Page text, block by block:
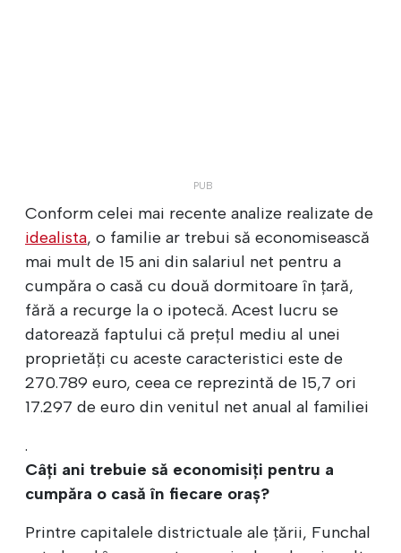
Conform celei mai recente analize realizate de
idealista, o familie ar trebui să economisească
mai mult de 15 ani din salariul net pentru a
cumpăra o casă cu două dormitoare în țară,
fără a recurge la o ipotecă. Acest lucru se
datorează faptului că prețul mediu al unei
proprietăți cu aceste caracteristici este de
270.789 euro, ceea ce reprezintă de 15,7 ori
17.297 de euro din venitul net anual al familiei
.
Câți ani trebuie să economisiți pentru a
cumpăra o casă în fiecare oraș?
Printre capitalele districtuale ale țării, Funchal